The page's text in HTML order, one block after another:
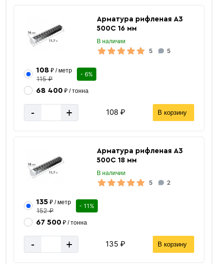
Арматура рифленая А3
500С 16 мм
В наличии
5 5
108 ₽ / метр
115 ₽
- 6%
68 400₽ / тонна
- + 108 ₽ В корзину
Арматура рифленая А3
500С 18 мм
В наличии
5 2
135 ₽ / метр
152 ₽
- 11%
67 500₽ / тонна
- + 135 ₽ В корзину